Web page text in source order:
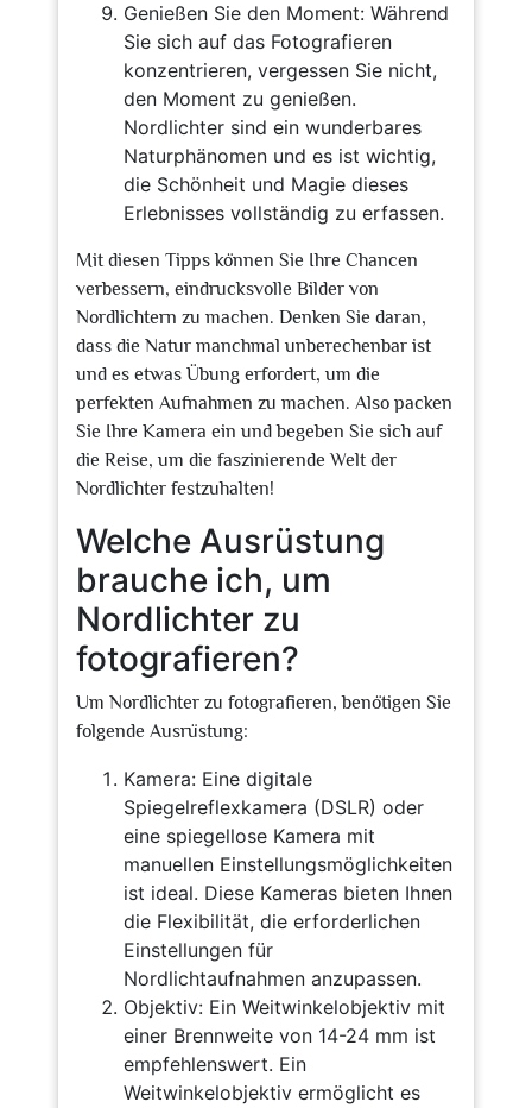
Genießen Sie den Moment: Während
Sie sich auf das Fotografieren
konzentrieren, vergessen Sie nicht,
den Moment zu genießen.
Nordlichter sind ein wunderbares
Naturphänomen und es ist wichtig,
die Schönheit und Magie dieses
Erlebnisses vollständig zu erfassen.
Mit diesen Tipps können Sie Ihre Chancen
verbessern, eindrucksvolle Bilder von
Nordlichtern zu machen. Denken Sie daran,
dass die Natur manchmal unberechenbar ist
und es etwas Übung erfordert, um die
perfekten Aufnahmen zu machen. Also packen
Sie Ihre Kamera ein und begeben Sie sich auf
die Reise, um die faszinierende Welt der
Nordlichter festzuhalten!
Welche Ausrüstung
brauche ich, um
Nordlichter zu
fotografieren?
Um Nordlichter zu fotografieren, benötigen Sie
folgende Ausrüstung:
Kamera: Eine digitale
Spiegelreflexkamera (DSLR) oder
eine spiegellose Kamera mit
manuellen Einstellungsmöglichkeiten
ist ideal. Diese Kameras bieten Ihnen
die Flexibilität, die erforderlichen
Einstellungen für
Nordlichtaufnahmen anzupassen.
Objektiv: Ein Weitwinkelobjektiv mit
einer Brennweite von 14-24 mm ist
empfehlenswert. Ein
Weitwinkelobjektiv ermöglicht es